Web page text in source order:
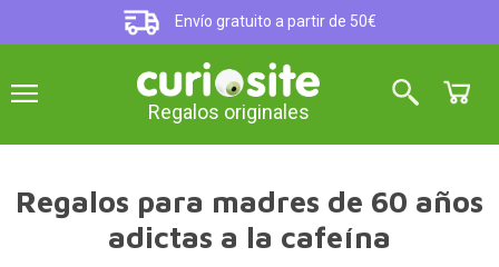
Envío gratuito a partir de 50€
Regalos originales
Regalos para madres de 60 años
adictas a la cafeína